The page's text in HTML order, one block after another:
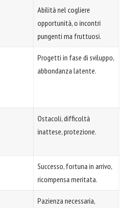
Abilità nel cogliere
opportunità, o incontri
pungenti ma fruttuosi.
Progetti in fase di sviluppo,
abbondanza latente.
Ostacoli, difficoltà
inattese, protezione.
Successo, fortuna in arrivo,
ricompensa meritata.
Pazienza necessaria,